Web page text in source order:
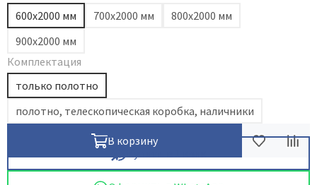
600х2000 мм
700х2000 мм
800х2000 мм
900х2000 мм
Комплектация
только полотно
полотно, телескопическая коробка, наличники
В корзину